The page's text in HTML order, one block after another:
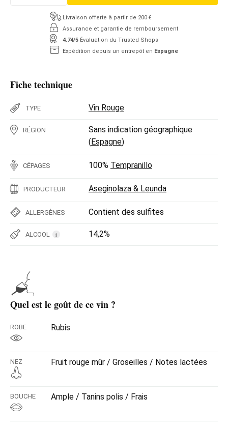
Livraison offerte à partir de 200 €
Assurance et garantie de remboursement
4.74/5 Évaluation du Trusted Shops
Expédition depuis un entrepôt en Espagne
Fiche technique
TYPE Vin Rouge
RÉGION
Sans indication géographique
(Espagne)
CÉPAGES 100% Tempranillo
PRODUCTEUR Aseginolaza & Leunda
ALLERGÈNES Contient des sulfites
ALCOOL i 14,2%
Quel est le goût de ce vin ?
ROBE Rubis
NEZ Fruit rouge mûr / Groseilles / Notes lactées
BOUCHE Ample / Tanins polis / Frais